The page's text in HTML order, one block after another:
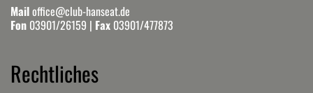
Mailoffice@club-hanseat.de
Fon 03901/26159 | Fax 03901/477873
Rechtliches